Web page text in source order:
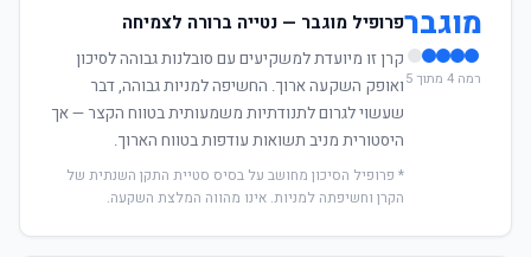
מוגבר
רמה 4 מתוך 5
פרופיל מוגבר — נטייה ברורה לצמיחה
קרן זו מיועדת למשקיעים עם סובלנות גבוהה לסיכון
ואופק השקעה ארוך. החשיפה למניות גבוהה, דבר
שעשוי לגרום לתנודתיות משמעותית בטווח הקצר — אך
היסטורית מניב תשואות עודפות בטווח הארוך.
* פרופיל הסיכון מחושב על בסיס סטיית התקן השנתית של
הקרן וחשיפתה למניות. אינו מהווה המלצת השקעה.